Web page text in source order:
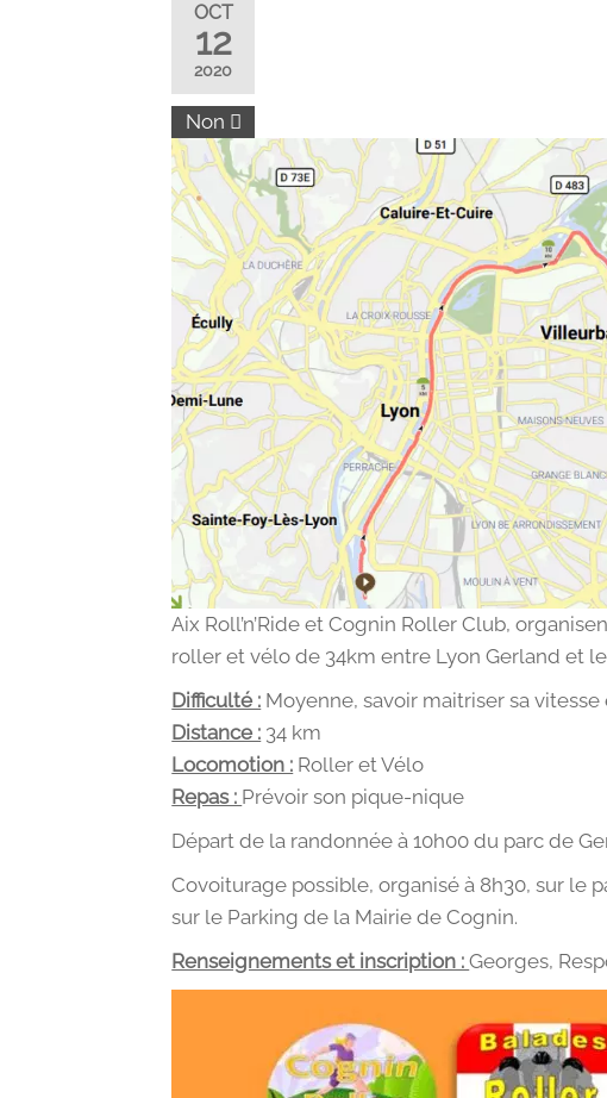
OCT
12
2020
Non
Aix Roll’n’Ride et Cognin Roller Club,
roller et vélo de 34km entre Lyon Gerland et
Difficulté : Moyenne, savoir maitriser sa vitesse
Distance : 34 km
Locomotion : Roller et Vélo
Repas : Prévoir son pique-nique
Départ de la randonnée à 10h00 du parc de
Covoiturage possible, organisé à 8h30, sur le
sur le Parking de la Mairie de Cognin.
Renseignements et inscription :Georges,